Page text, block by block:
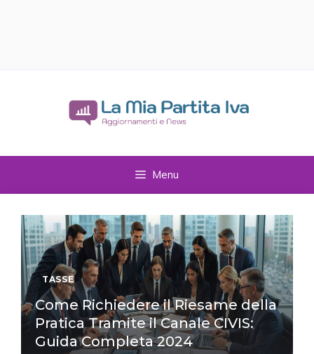
Menu
TASSE
Come Richiedere il Riesame della
Pratica Tramite il Canale CIVIS:
Guida Completa 2024